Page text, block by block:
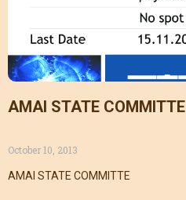
AMAI STATE COMMITTE
October 10, 2013
AMAI STATE COMMITTE